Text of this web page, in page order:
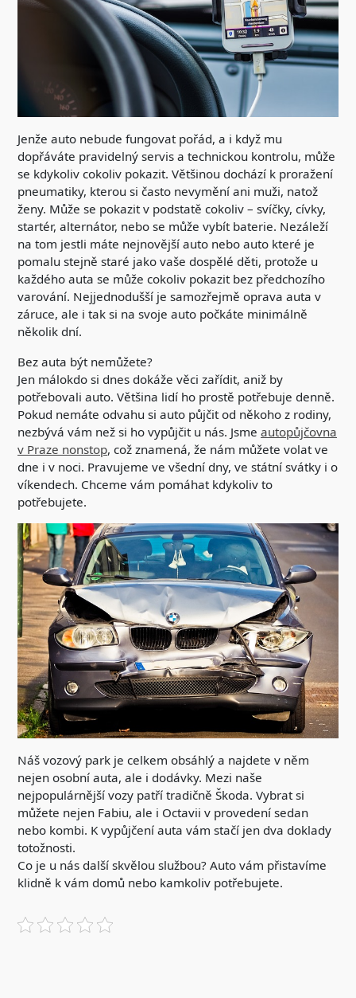
Jenže auto nebude fungovat pořád, a i když mu
dopřáváte pravidelný servis a technickou kontrolu, může
se kdykoliv cokoliv pokazit. Většinou dochází k proražení
pneumatiky, kterou si často nevymění ani muži, natož
ženy. Může se pokazit v podstatě cokoliv – svíčky, cívky,
startér, alternátor, nebo se může vybít baterie. Nezáleží
na tom jestli máte nejnovější auto nebo auto které je
pomalu stejně staré jako vaše dospělé děti, protože u
každého auta se může cokoliv pokazit bez předchozího
varování. Nejjednodušší je samozřejmě oprava auta v
záruce, ale i tak si na svoje auto počkáte minimálně
několik dní.
Bez auta být nemůžete?
Jen málokdo si dnes dokáže věci zařídit, aniž by
potřebovali auto. Většina lidí ho prostě potřebuje denně.
Pokud nemáte odvahu si auto půjčit od někoho z rodiny,
nezbývá vám než si ho vypůjčit u nás. Jsme autopůjčovna
v Praze nonstop, což znamená, že nám můžete volat ve
dne i v noci. Pravujeme ve všední dny, ve státní svátky i o
víkendech. Chceme vám pomáhat kdykoliv to
potřebujete.
Náš vozový park je celkem obsáhlý a najdete v něm
nejen osobní auta, ale i dodávky. Mezi naše
nejpopulárnější vozy patří tradičně Škoda. Vybrat si
můžete nejen Fabiu, ale i Octavii v provedení sedan
nebo kombi. K vypůjčení auta vám stačí jen dva doklady
totožnosti.
Co je u nás další skvělou službou? Auto vám přistavíme
klidně k vám domů nebo kamkoliv potřebujete.